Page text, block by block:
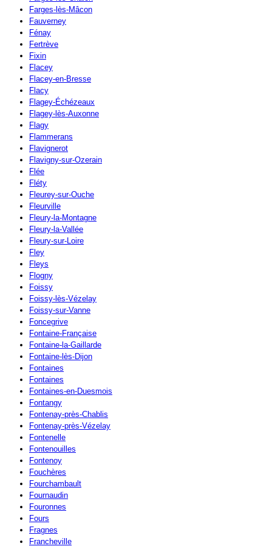
Farges-lès-Mâcon
Fauverney
Fénay
Fertrève
Fixin
Flacey
Flacey-en-Bresse
Flacy
Flagey-Échézeaux
Flagey-lès-Auxonne
Flagy
Flammerans
Flavignerot
Flavigny-sur-Ozerain
Flée
Fléty
Fleurey-sur-Ouche
Fleurville
Fleury-la-Montagne
Fleury-la-Vallée
Fleury-sur-Loire
Fley
Fleys
Flogny
Foissy
Foissy-lès-Vézelay
Foissy-sur-Vanne
Foncegrive
Fontaine-Française
Fontaine-la-Gaillarde
Fontaine-lès-Dijon
Fontaines
Fontaines
Fontaines-en-Duesmois
Fontangy
Fontenay-près-Chablis
Fontenay-près-Vézelay
Fontenelle
Fontenouilles
Fontenoy
Fouchères
Fourchambault
Fournaudin
Fouronnes
Fours
Fragnes
Francheville